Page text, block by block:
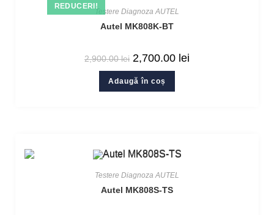
REDUCERI!
Testere Diagnoza AUTEL
Autel MK808K-BT
2,900.00lei 2,700.00 lei
Adaugă în coș
Testere Diagnoza AUTEL
Autel MK808S-TS